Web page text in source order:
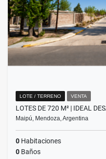
LOTE / TERRENO VENTA
LOTES DE 720 M² | IDEAL
Maipú, Mendoza, Argentina
0 Habitaciones
0 Baños